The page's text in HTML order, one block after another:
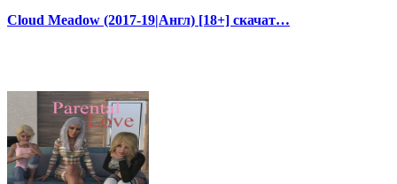
Cloud Meadow (2017-19|Англ) [18+] скачат…